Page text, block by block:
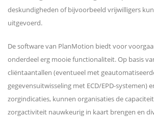
deskundigheden of bijvoorbeeld vrijwilligers
uitgevoerd.
De software van PlanMotion biedt voor
onderdeel erg mooie functionaliteit. Op basis
cliëntaantallen (eventueel met
gegevensuitwisseling met ECD/EPD-systemen)
zorgindicaties, kunnen organisaties de
zorgactiviteit nauwkeurig in kaart brengen en